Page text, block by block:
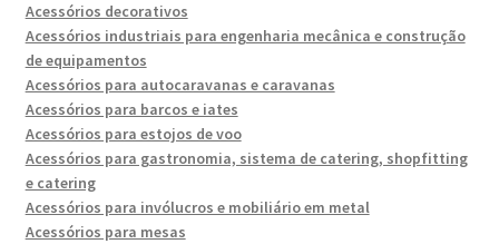
Acessórios decorativos
Acessórios industriais para engenharia mecânica e construção
de equipamentos
Acessórios para autocaravanas e caravanas
Acessórios para barcos e iates
Acessórios para estojos de voo
Acessórios para gastronomia, sistema de catering, shopfitting
e catering
Acessórios para invólucros e mobiliário em metal
Acessórios para mesas